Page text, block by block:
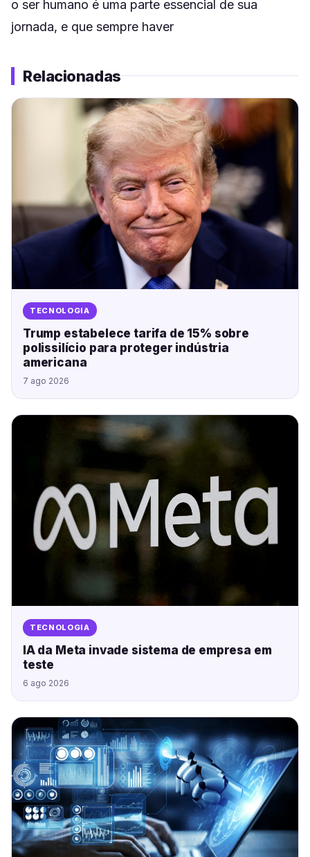
o ser humano é uma parte essencial de sua
jornada, e que sempre haver
Relacionadas
TECNOLOGIA
Trump estabelece tarifa de 15% sobre
polissilício para proteger indústria
americana
7 ago 2026
TECNOLOGIA
IA da Meta invade sistema de empresa em
teste
6 ago 2026